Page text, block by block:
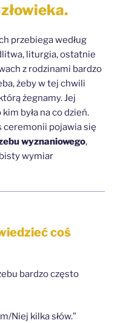
przebiega według
liturgia, ostatnie
z rodzinami bardzo
żeby w tej chwili
żegnamy. Jej
była na co dzień.
ceremonii pojawia się
wyznaniowego,
wymiar
coś
bardzo często
Niej kilka słów.”